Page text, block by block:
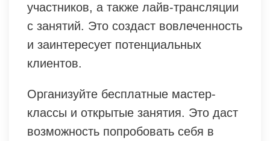
участников, а также лайв-трансляции
с занятий. Это создаст вовлеченность
и заинтересует потенциальных
клиентов.
Организуйте бесплатные мастер-
классы и открытые занятия. Это даст
возможность попробовать себя в